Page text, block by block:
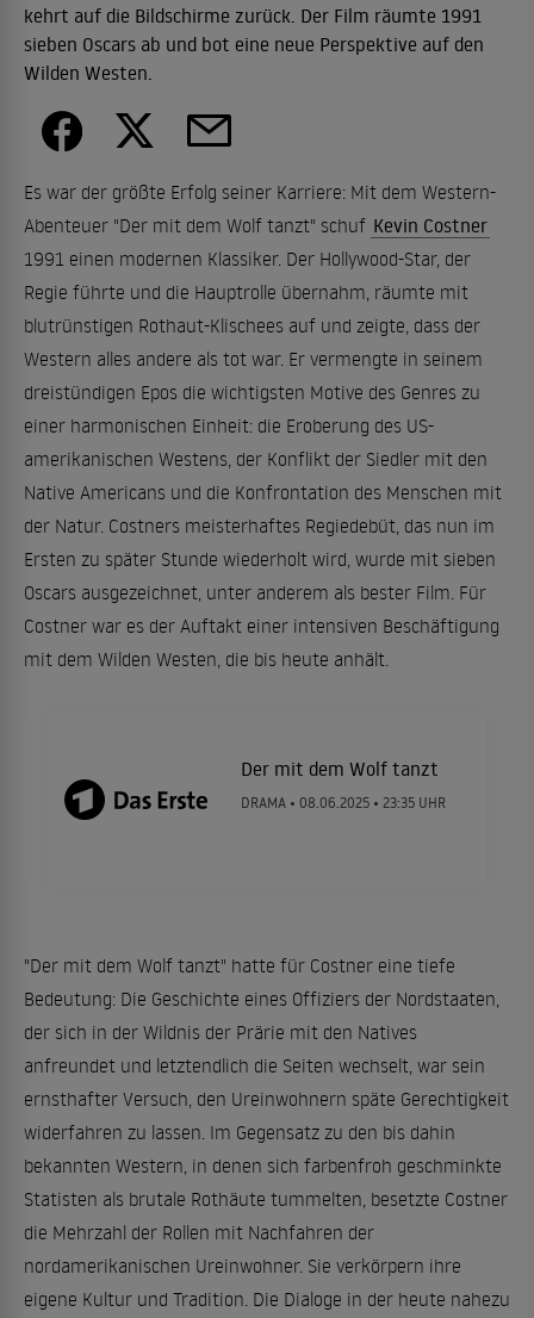
kehrt auf die Bildschirme zurück. Der Film räumte 1991
sieben Oscars ab und bot eine neue Perspektive auf den
Wilden Westen.
Es war der größte Erfolg seiner Karriere: Mit dem Western-
Abenteuer "Der mit dem Wolf tanzt" schuf Kevin Costner
1991 einen modernen Klassiker. Der Hollywood-Star, der
Regie führte und die Hauptrolle übernahm, räumte mit
blutrünstigen Rothaut-Klischees auf und zeigte, dass der
Western alles andere als tot war. Er vermengte in seinem
dreistündigen Epos die wichtigsten Motive des Genres zu
einer harmonischen Einheit: die Eroberung des US-
amerikanischen Westens, der Konflikt der Siedler mit den
Native Americans und die Konfrontation des Menschen mit
der Natur. Costners meisterhaftes Regiedebüt, das nun im
Ersten zu später Stunde wiederholt wird, wurde mit sieben
Oscars ausgezeichnet, unter anderem als bester Film. Für
Costner war es der Auftakt einer intensiven Beschäftigung
mit dem Wilden Westen, die bis heute anhält.
Der mit dem Wolf tanzt
DRAMA • 08.06.2025 • 23:35 UHR
"Der mit dem Wolf tanzt" hatte für Costner eine tiefe
Bedeutung: Die Geschichte eines Offiziers der Nordstaaten,
der sich in der Wildnis der Prärie mit den Natives
anfreundet und letztendlich die Seiten wechselt, war sein
ernsthafter Versuch, den Ureinwohnern späte Gerechtigkeit
widerfahren zu lassen. Im Gegensatz zu den bis dahin
bekannten Western, in denen sich farbenfroh geschminkte
Statisten als brutale Rothäute tummelten, besetzte Costner
die Mehrzahl der Rollen mit Nachfahren der
nordamerikanischen Ureinwohner. Sie verkörpern ihre
eigene Kultur und Tradition. Die Dialoge in der heute nahezu